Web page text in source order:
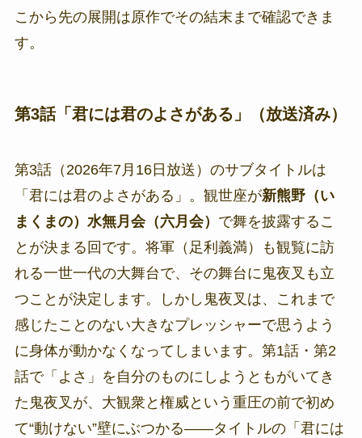
こから先の展開は原作でその結末まで確認できま
す。
第3話「君には君のよさがある」（放送済み）
第3話（2026年7月16日放送）のサブタイトルは
「君には君のよさがある」。観世座が新熊野（い
まくまの）水無月会（六月会） で舞を披露するこ
とが決まる回です。将軍（足利義満）も観覧に訪
れる一世一代の大舞台で、その舞台に鬼夜叉も立
つことが決定します。しかし鬼夜叉は、これまで
感じたことのない大きなプレッシャーで思うよう
に身体が動かなくなってしまいます。第1話・第2
話で「よさ」を自分のものにしようともがいてき
た鬼夜叉が、大観衆と権威という重圧の前で初め
て“動けない”壁にぶつかる——タイトルの「君には